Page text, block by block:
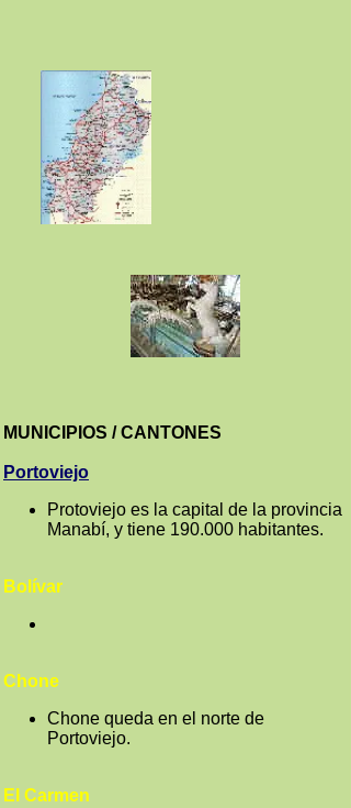
MUNICIPIOS / CANTONES
Portoviejo
Protoviejo es la capital de la provincia
Manabí, y tiene 190.000 habitantes.
Bolívar
Chone
Chone queda en el norte de
Portoviejo.
El Carmen